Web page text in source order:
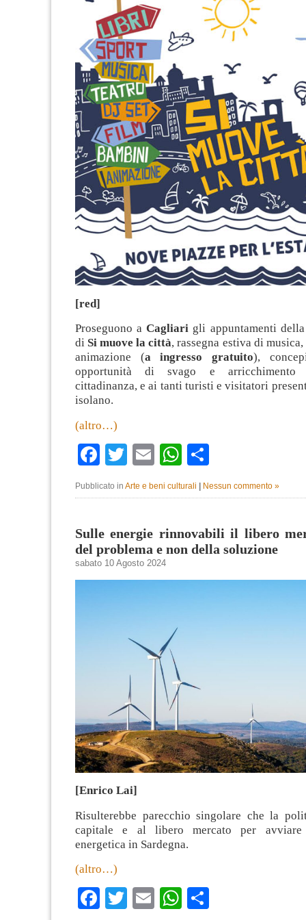
[red]
Proseguono aCagliari gli appuntamenti
di Si muove la città, rassegna estiva di
animazione (a ingresso gratuito),
opportunità di svago e arricchimento
cittadinanza, e ai tanti turisti e visitatori
isolano.
(altro…)
Facebook
TwitterEmailWhatsApp
Pubblicato in Arte e beni culturali | Nessun commento »
Sulle energie rinnovabili il libero
del problema e non della soluzione
sabato 10 Agosto 2024
[Enrico Lai]
Risulterebbe parecchio singolare che la
capitale e al libero mercato per avviare
energetica in Sardegna.
(altro…)
Facebook
TwitterEmailWhatsApp